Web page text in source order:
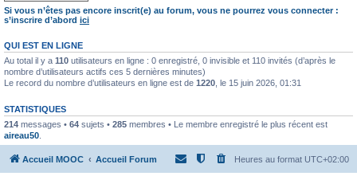
Si vous n’êtes pas encore inscrit(e) au forum, vous ne pourrez vous connecter :
s’inscrire d’abord ici
QUI EST EN LIGNE
Au total il y a 110 utilisateurs en ligne : 0 enregistré, 0 invisible et 110 invités (d’après le
nombre d’utilisateurs actifs ces 5 dernières minutes)
Le record du nombre d’utilisateurs en ligne est de 1220 , le 15 juin 2026, 01:31
STATISTIQUES
214 messages • 64 sujets • 285 membres • Le membre enregistré le plus récent est
aireau50
Accueil MOOC Accueil Forum Heures au format UTC+02:00